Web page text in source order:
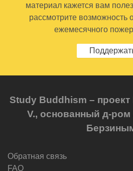
материал кажется вам
рассмотрите возможность
ежемесячного
Study Buddhism –
V., основанный д-
Обратная связь
FAQ